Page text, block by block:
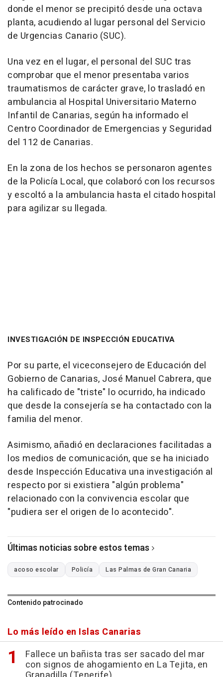
donde el menor se precipitó desde una octava
planta, acudiendo al lugar personal del Servicio
de Urgencias Canario (SUC).
Una vez en el lugar, el personal del SUC tras
comprobar que el menor presentaba varios
traumatismos de carácter grave, lo trasladó en
ambulancia al Hospital Universitario Materno
Infantil de Canarias, según ha informado el
Centro Coordinador de Emergencias y Seguridad
del 112 de Canarias.
En la zona de los hechos se personaron agentes
de la Policía Local, que colaboró con los recursos
y escoltó a la ambulancia hasta el citado hospital
para agilizar su llegada.
INVESTIGACIÓN DE INSPECCIÓN EDUCATIVA
Por su parte, el viceconsejero de Educación del
Gobierno de Canarias, José Manuel Cabrera, que
ha calificado de "triste" lo ocurrido, ha indicado
que desde la consejería se ha contactado con la
familia del menor.
Asimismo, añadió en declaraciones facilitadas a
los medios de comunicación, que se ha iniciado
desde Inspección Educativa una investigación al
respecto por si existiera "algún problema"
relacionado con la convivencia escolar que
"pudiera ser el origen de lo acontecido".
Últimas noticias sobre estos temas
acoso escolar Policía Las Palmas de Gran Canaria
Contenido patrocinado
Lo más leído en Islas Canarias
Fallece un bañista tras ser sacado del mar
con signos de ahogamiento en La Tejita, en